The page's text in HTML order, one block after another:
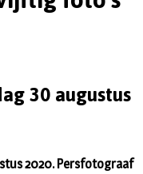
30 augustus
2020. Persfotograaf